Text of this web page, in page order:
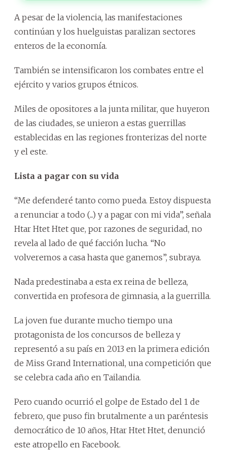
A pesar de la violencia, las manifestaciones
continúan y los huelguistas paralizan sectores
enteros de la economía.
También se intensificaron los combates entre el
ejército y varios grupos étnicos.
Miles de opositores a la junta militar, que huyeron
de las ciudades, se unieron a estas guerrillas
establecidas en las regiones fronterizas del norte
y el este.
Lista a pagar con su vida
“Me defenderé tanto como pueda. Estoy dispuesta
a renunciar a todo (...) y a pagar con mi vida”, señala
Htar Htet Htet que, por razones de seguridad, no
revela al lado de qué facción lucha. “No
volveremos a casa hasta que ganemos”, subraya.
Nada predestinaba a esta ex reina de belleza,
convertida en profesora de gimnasia, a la guerrilla.
La joven fue durante mucho tiempo una
protagonista de los concursos de belleza y
representó a su país en 2013 en la primera edición
de Miss Grand International, una competición que
se celebra cada año en Tailandia.
Pero cuando ocurrió el golpe de Estado del 1 de
febrero, que puso fin brutalmente a un paréntesis
democrático de 10 años, Htar Htet Htet, denunció
este atropello en Facebook.